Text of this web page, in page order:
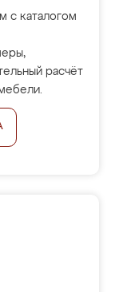
с каталогом
расчёт